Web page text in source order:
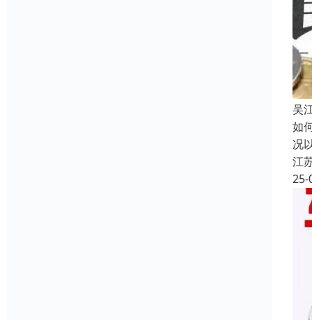
吴
如
况
江
25-